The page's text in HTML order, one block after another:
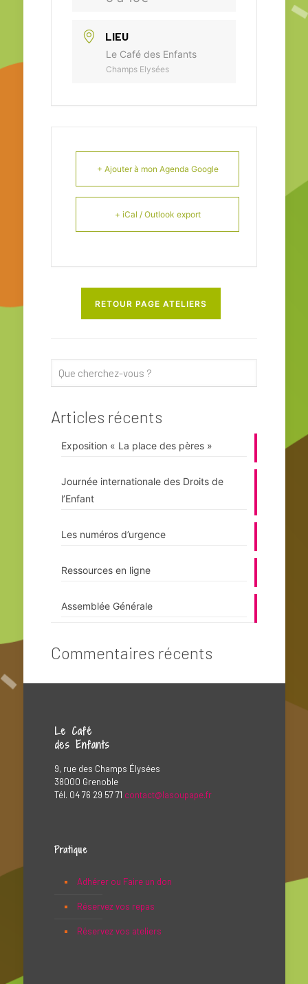
LIEU
Le Café des Enfants
Champs Elysées
+ Ajouter à mon Agenda Google
+ iCal / Outlook export
RETOUR PAGE ATELIERS
Articles récents
Exposition « La place des pères »
Journée internationale des Droits de
l’Enfant
Les numéros d’urgence
Ressources en ligne
Assemblée Générale
Commentaires récents
Le Café
des Enfants
9, rue des Champs Élysées
38000 Grenoble
Tél. 04 76 29 57 71 contact@lasoupape.fr
Pratique
Adhérer ou Faire un don
Réservez vos repas
Réservez vos ateliers